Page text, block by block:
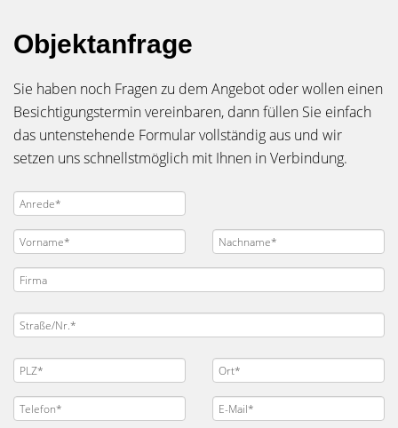
Objektanfrage
Sie haben noch Fragen zu dem Angebot oder wollen einen
Besichtigungstermin vereinbaren, dann füllen Sie einfach
das untenstehende Formular vollständig aus und wir
setzen uns schnellstmöglich mit Ihnen in Verbindung.